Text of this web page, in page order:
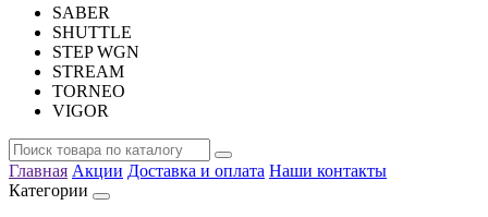
SABER
SHUTTLE
STEP WGN
STREAM
TORNEO
VIGOR
Главная Акции Доставка и оплата Наши контакты
Категории